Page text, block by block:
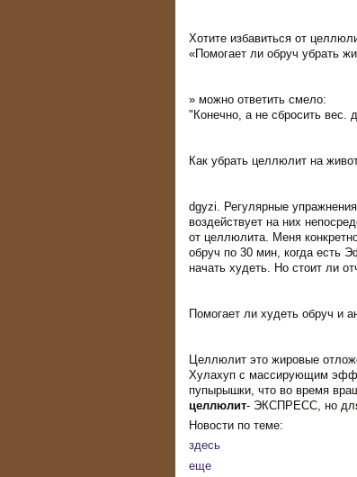
Хотите избавиться от
«Помогает ли обруч убрать
» можно ответить смело:
"Конечно, а не сбросить вес.
Как убрать целлюлит на
dgyzi. Регулярные
воздействует на них
от целлюлита. Меня
обруч по 30 мин, когда есть
начать худеть. Но стоит ли
Помогает ли худеть обруч и
Целлюлит это жировые
Хулахуп с массирующим
пупырышки, что во время
целлюлит- ЭКСПРЕСС, но
Новости по теме:
здесь
еще